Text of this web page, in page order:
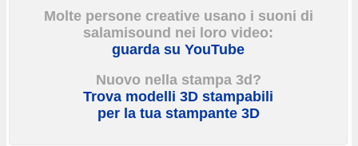
Molte persone creative usano i suoni di
salamisound nei loro video:
guarda su YouTube
Nuovo nella stampa 3d?
Trova modelli 3D stampabili
per la tua stampante 3D